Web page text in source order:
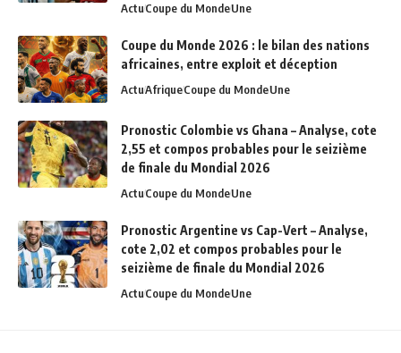
ActuCoupe du MondeUne
Coupe du Monde 2026 : le bilan des nations
africaines, entre exploit et déception
ActuAfriqueCoupe du MondeUne
Pronostic Colombie vs Ghana – Analyse, cote
2,55 et compos probables pour le seizième
de finale du Mondial 2026
ActuCoupe du MondeUne
Pronostic Argentine vs Cap-Vert – Analyse,
cote 2,02 et compos probables pour le
seizième de finale du Mondial 2026
ActuCoupe du MondeUne